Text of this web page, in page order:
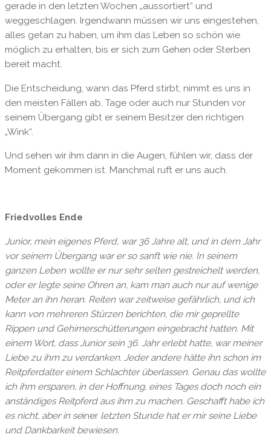
gerade in den letzten Wochen „aussortiert“ und
weggeschlagen. Irgendwann müssen wir uns eingestehen,
alles getan zu haben, um ihm das Leben so schön wie
möglich zu erhalten, bis er sich zum Gehen oder Sterben
bereit macht.
Die Entscheidung, wann das Pferd stirbt, nimmt es uns in
den meisten Fällen ab. Tage oder auch nur Stunden vor
seinem Übergang gibt er seinem Besitzer den richtigen
„Wink“.
Und sehen wir ihm dann in die Augen, fühlen wir, dass der
Moment gekommen ist. Manchmal ruft er uns auch.
Friedvolles Ende
Junior, mein eigenes Pferd, war 36 Jahre alt, und in dem Jahr
vor seinem Übergang war er so sanft wie nie. In seinem
ganzen Leben wollte er nur sehr selten gestreichelt werden,
oder er legte seine Ohren an, kam man auch nur auf wenige
Meter an ihn heran. Reiten war zeitweise gefährlich, und ich
kann von mehreren Stürzen berichten, die mir geprellte
Rippen und Gehirnerschütterungen eingebracht hatten. Mit
einem Wort, dass Junior sein 36. Jahr erlebt hatte, war meiner
Liebe zu ihm zu verdanken. Jeder andere hätte ihn schon im
Reitpferdalter einem Schlachter überlassen. Genau das wollte
ich ihm ersparen, in der Hoffnung, eines Tages doch noch ein
anständiges Reitpferd aus ihm zu machen. Geschafft habe ich
es nicht, aber in seiner letzten Stunde hat er mir seine Liebe
und Dankbarkeit bewiesen.